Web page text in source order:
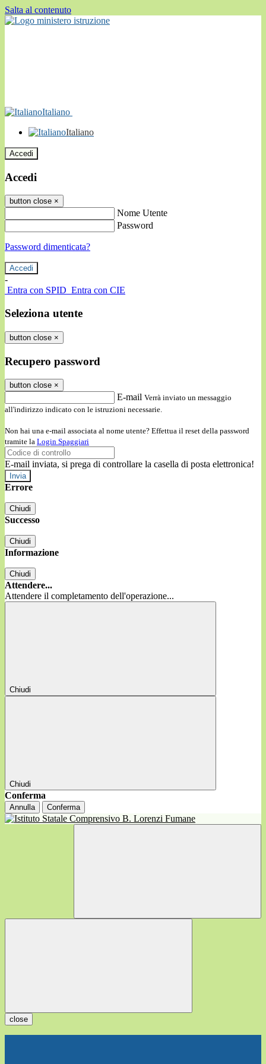
Salta al contenuto
Italiano
Italiano
Accedi
Accedi
button close ×
Nome Utente
Password
Password dimenticata?
-
Entra con SPID Entra con CIE
Seleziona utente
button close ×
Recupero password
button close ×
E-mail Verrà inviato un messaggio
all'indirizzo indicato con le istruzioni necessarie.
Non hai una e-mail associata al nome utente? Effettua il reset della password
tramite la Login Spaggiari
E-mail inviata, si prega di controllare la casella di posta elettronica!
Errore
Chiudi
Successo
Chiudi
Informazione
Chiudi
Attendere...
Attendere il completamento dell'operazione...
Chiudi
Chiudi
Conferma
Annulla Conferma
close